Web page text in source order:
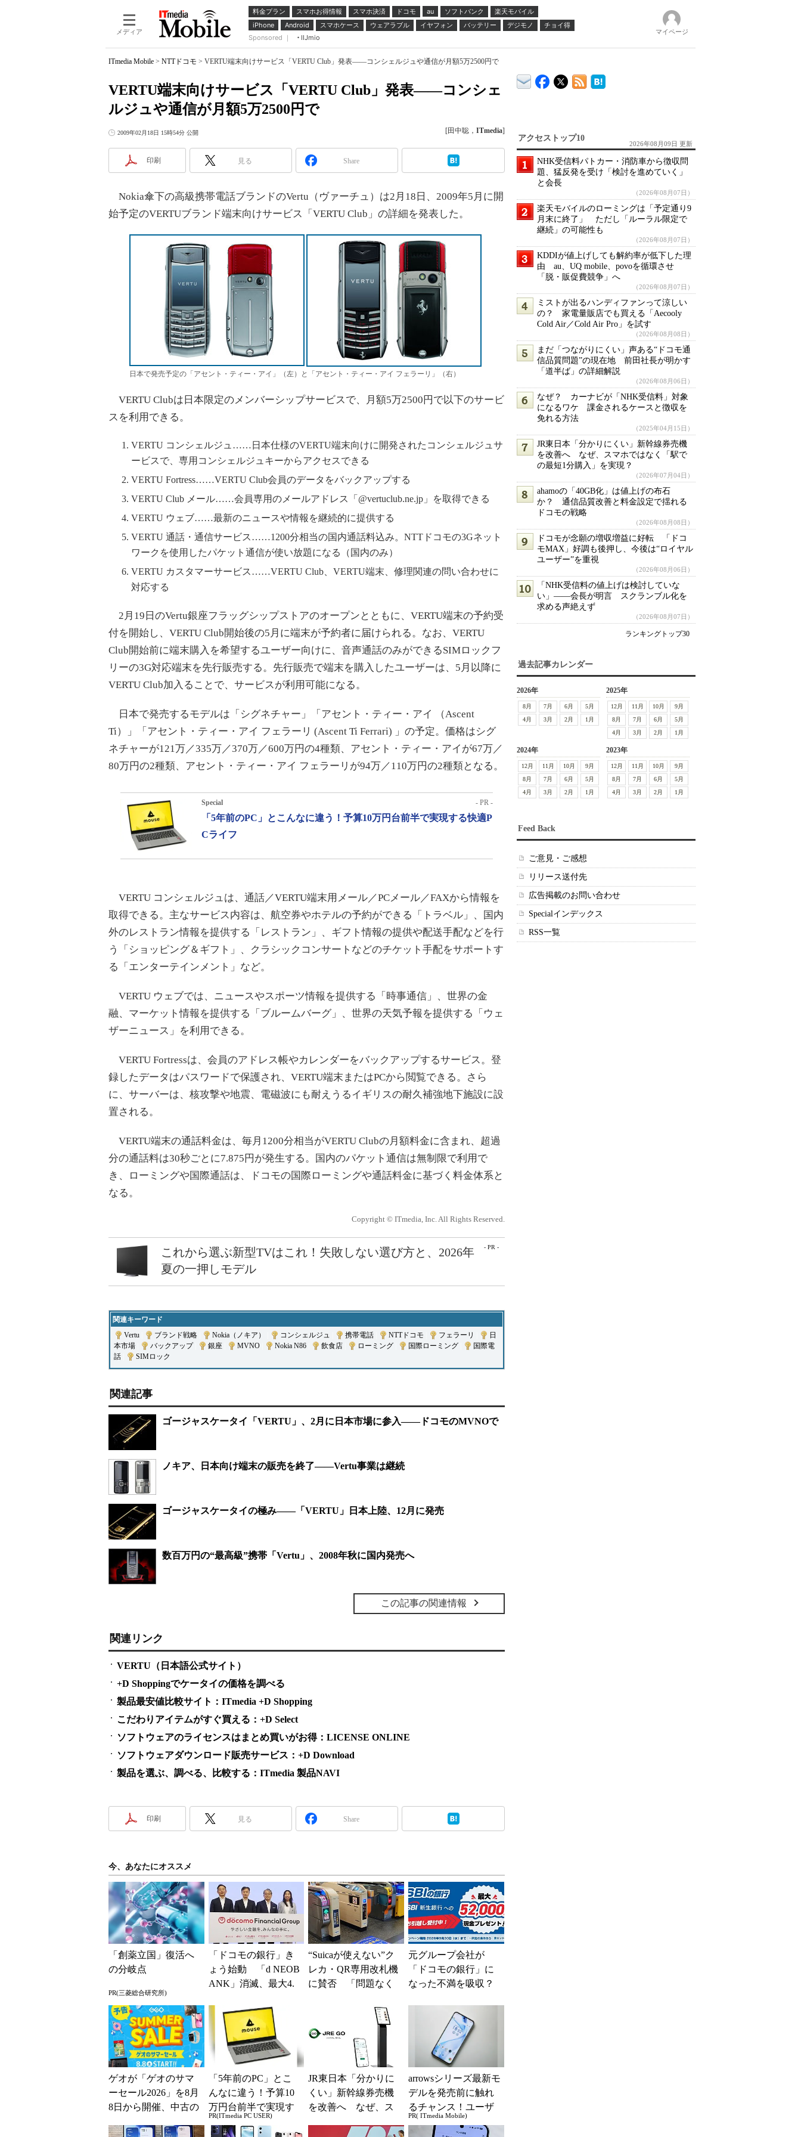
メディア
料金プラン スマホお得情報 スマホ決済 ドコモ au ソフトバンク
楽天モバイル
iPhone
Android スマホケース ウェアラブル イヤフォン バッテリー デジモノ
チョイ得
Sponsored ｜
IIJmio
マイページ
ITmedia Mobile > NTTドコモ > VERTU端末向けサービス「VERTU Club」発表――コンシェルジュや通信が月額5万2500円で
VERTU端末向けサービス「VERTU Club」発表――コンシェ
ルジュや通信が月額5万2500円で
2009年02月18日 15時54分 公開 [田中聡， ITmedia]
印刷 見る Share
Nokia傘下の高級携帯電話ブランドのVertu（ヴァーチュ）は2月18日、2009年5月に開
始予定のVERTUブランド端末向けサービス「VERTU Club」の詳細を発表した。
日本で発売予定の「アセント・ティー・アイ」（左）と「アセント・ティー・アイ フェラーリ」（右）
VERTU Clubは日本限定のメンバーシップサービスで、月額5万2500円で以下のサービ
スを利用できる。
VERTU コンシェルジュ……日本仕様のVERTU端末向けに開発されたコンシェルジュサ
ービスで、専用コンシェルジュキーからアクセスできる
VERTU Fortress……VERTU Club会員のデータをバックアップする
VERTU Club メール……会員専用のメールアドレス「@vertuclub.ne.jp」を取得できる
VERTU ウェブ……最新のニュースや情報を継続的に提供する
VERTU 通話・通信サービス……1200分相当の国内通話料込み。NTTドコモの3Gネット
ワークを使用したパケット通信が使い放題になる（国内のみ）
VERTU カスタマーサービス……VERTU Club、VERTU端末、修理関連の問い合わせに
対応する
2月19日のVertu銀座フラッグシップストアのオープンとともに、VERTU端末の予約受
付を開始し、VERTU Club開始後の5月に端末が予約者に届けられる。なお、VERTU
Club開始前に端末購入を希望するユーザー向けに、音声通話のみができるSIMロックフ
リーの3G対応端末を先行販売する。先行販売で端末を購入したユーザーは、5月以降に
VERTU Club加入ることで、サービスが利用可能になる。
日本で発売するモデルは「シグネチャー」「アセント・ティー・アイ （Ascent
Ti）」「アセント・ティー・アイ フェラーリ (Ascent Ti Ferrari) 」の予定。価格はシグ
ネチャーが121万／335万／370万／600万円の4種類、アセント・ティー・アイが67万／
80万円の2種類、アセント・ティー・アイ フェラーリが94万／110万円の2種類となる。
Special - PR -
「5年前のPC」とこんなに違う！予算10万円台前半で実現する快適P
Cライフ
VERTU コンシェルジュは、通話／VERTU端末用メール／PCメール／FAXから情報を
取得できる。主なサービス内容は、航空券やホテルの予約ができる「トラベル」、国内
外のレストラン情報を提供する「レストラン」、ギフト情報の提供や配送手配などを行
う「ショッピング＆ギフト」、クラシックコンサートなどのチケット手配をサポートす
る「エンターテインメント」など。
VERTU ウェブでは、ニュースやスポーツ情報を提供する「時事通信」、世界の金
融、マーケット情報を提供する「ブルームバーグ」、世界の天気予報を提供する「ウェ
ザーニュース」を利用できる。
VERTU Fortressは、会員のアドレス帳やカレンダーをバックアップするサービス。登
録したデータはパスワードで保護され、VERTU端末またはPCから閲覧できる。さら
に、サーバーは、核攻撃や地震、電磁波にも耐えうるイギリスの耐久補強地下施設に設
置される。
VERTU端末の通話料金は、毎月1200分相当がVERTU Clubの月額料金に含まれ、超過
分の通話料は30秒ごとに7.875円が発生する。国内のパケット通信は無制限で利用で
き、ローミングや国際通話は、ドコモの国際ローミングや通話料金に基づく料金体系と
なる。
Copyright © ITmedia, Inc. All Rights Reserved.
- PR -
これから選ぶ新型TVはこれ！失敗しない選び方と、2026年
夏の一押しモデル
関連キーワード
Vertu
ブランド戦略 Nokia（ノキア） コンシェルジュ 携帯電話 NTTドコモ フェラーリ
日
本市場
バックアップ| 銀座 MVNO Nokia N86 飲食店 ローミング 国際ローミング
国際電
話
SIMロック
関連記事
ゴージャスケータイ「VERTU」、2月に日本市場に参入――ドコモのMVNOで
ノキア、日本向け端末の販売を終了――Vertu事業は継続
ゴージャスケータイの極み――「VERTU」日本上陸、12月に発売
数百万円の“最高級”携帯「Vertu」、2008年秋に国内発売へ
この記事の関連情報
関連リンク
VERTU（日本語公式サイト）
+D Shoppingでケータイの価格を調べる
製品最安値比較サイト：ITmedia +D Shopping
こだわりアイテムがすぐ買える：+D Select
ソフトウェアのライセンスはまとめ買いがお得：LICENSE ONLINE
ソフトウェアダウンロード販売サービス：+D Download
製品を選ぶ、調べる、比較する：ITmedia 製品NAVI
印刷 見る Share
今、あなたにオススメ
「創薬立国」復活へ
の分岐点
PR(三菱総合研究所)
「ドコモの銀行」き
ょう始動 「d NEOB
ANK」消滅、最大4.
解説
“Suicaが使えない”ク
レカ・QR専用改札機
に賛否 「問題なく
系ICの方がスムー...
元グループ会社が
「ドコモの銀行」に
なった不満を吸収？
BIの銀行」として最
ゲオが「ゲオのサマ
ーセール2026」を8月
8日から開催、中古の
「5年前のPC」とこ
んなに違う！予算10
万円台前半で実現す
る快適PCライフ
PR(ITmedia PC USER)
JR東日本「分かりに
くい」新幹線券売機
を改善へ なぜ、ス
arrowsシリーズ最新モ
デルを発売前に触れ
るチャンス！ユーザ
ー座談会開催
PR( ITmedia Mobile)
アクセストップ10
2026年08月09日 更新
NHK受信料パトカー・消防車から徴収問
題、猛反発を受け「検討を進めていく」
と会長
（2026年08月07日）
楽天モバイルのローミングは「予定通り9
月末に終了」 ただし「ルーラル限定で
継続」の可能性も
（2026年08月07日）
KDDIが値上げしても解約率が低下した理
由 au、UQ mobile、povoを循環させ
「脱・販促費競争」へ
（2026年08月07日）
ミストが出るハンディファンって涼しい
の？ 家電量販店でも買える「Aecooly
Cold Air／Cold Air Pro」を試す
（2026年08月08日）
まだ「つながりにくい」声ある“ドコモ通
信品質問題”の現在地 前田社長が明かす
「道半ば」の詳細解説
（2026年08月06日）
なぜ？ カーナビが「NHK受信料」対象
になるワケ 課金されるケースと徴収を
免れる方法
（2025年04月15日）
JR東日本「分かりにくい」新幹線券売機
を改善へ なぜ、スマホではなく「駅で
の最短1分購入」を実現？
（2026年07月04日）
ahamoの「40GB化」は値上げの布石
か？ 通信品質改善と料金設定で揺れる
ドコモの戦略
（2026年08月08日）
ドコモが念願の増収増益に好転 「ドコ
モMAX」好調も後押し、今後は“ロイヤル
ユーザー”を重視
（2026年08月06日）
「NHK受信料の値上げは検討していな
い」――会長が明言 スクランブル化を
求める声絶えず
（2026年08月07日）
ランキングトップ30
過去記事カレンダー
2026年
8月 7月 6月
5月
4月
3月 2月 1月
2025年
12月 11月 10月
9月
8月
7月 6月
5月
4月
3月 2月 1月
2024年
12月 11月 10月
9月
8月
7月 6月
5月
4月
3月 2月 1月
2023年
12月 11月 10月
9月
8月
7月 6月
5月
4月
3月 2月 1月
Feed Back
ご意見・ご感想
リリース送付先
広告掲載のお問い合わせ
Specialインデックス
RSS一覧